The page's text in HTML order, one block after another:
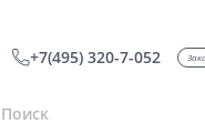
+7(495) 320-7-052